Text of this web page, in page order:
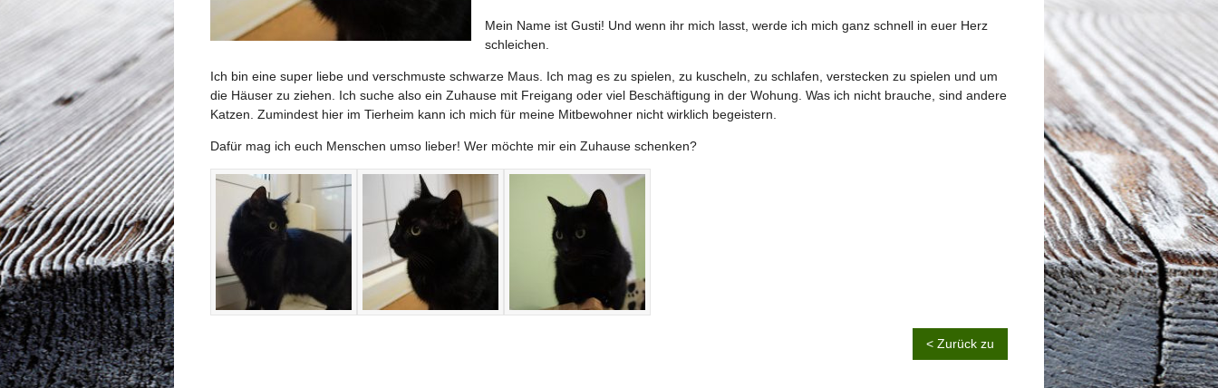
Mein Name ist Gusti! Und wenn ihr mich lasst, werde ich mich ganz schnell in euer Herz
schleichen.
Ich bin eine super liebe und verschmuste schwarze Maus. Ich mag es zu spielen, zu kuscheln, zu schlafen, verstecken zu spielen und um
die Häuser zu ziehen. Ich suche also ein Zuhause mit Freigang oder viel Beschäftigung in der Wohung. Was ich nicht brauche, sind andere
Katzen. Zumindest hier im Tierheim kann ich mich für meine Mitbewohner nicht wirklich begeistern.
Dafür mag ich euch Menschen umso lieber! Wer möchte mir ein Zuhause schenken?
< Zurück zu